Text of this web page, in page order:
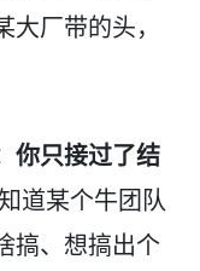
厂带的头，
你只接过了结
道某个牛团队
搞、想搞出个